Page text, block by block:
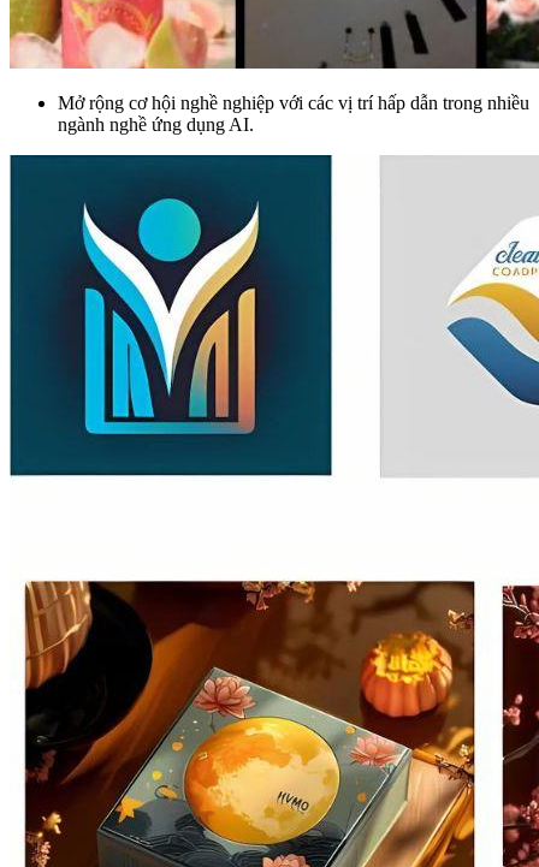
Mở rộng cơ hội nghề nghiệp với các vị trí hấp dẫn trong nhiều
ngành nghề ứng dụng AI.